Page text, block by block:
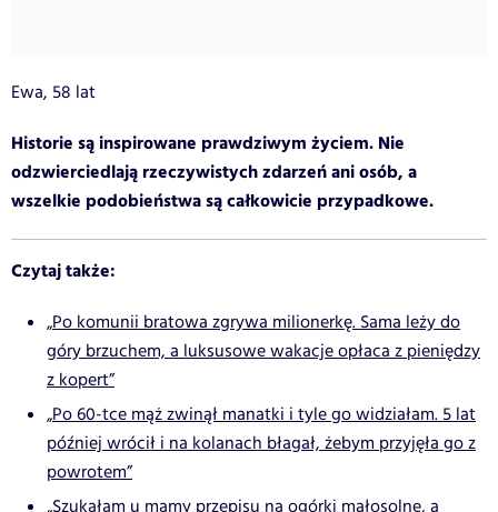
Ewa, 58 lat
Historie są inspirowane prawdziwym życiem. Nie
odzwierciedlają rzeczywistych zdarzeń ani osób, a
wszelkie podobieństwa są całkowicie przypadkowe.
Czytaj także:
„Po komunii bratowa zgrywa milionerkę. Sama leży do
góry brzuchem, a luksusowe wakacje opłaca z pieniędzy
z kopert”
„Po 60-tce mąż zwinął manatki i tyle go widziałam. 5 lat
później wrócił i na kolanach błagał, żebym przyjęła go z
powrotem”
„Szukałam u mamy przepisu na ogórki małosolne, a